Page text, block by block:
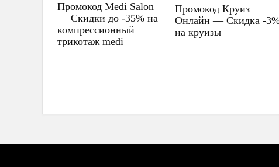
Промокод Medi Salon
— Скидки до -35% на
компрессионный
трикотаж medi
Промокод Круиз
Онлайн — Скидка -
на круизы